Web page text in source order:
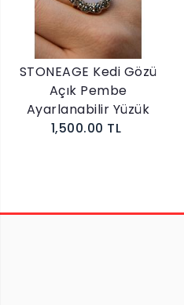
STONEAGE Kedi Gözü
Açık Pembe
Ayarlanabilir Yüzük
1,500.00 TL